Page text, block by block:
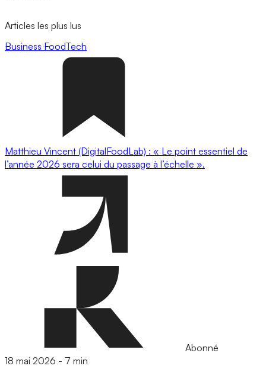
Articles les plus lus
Business FoodTech
Matthieu Vincent (DigitalFoodLab) : « Le point essentiel de
l’année 2026 sera celui du passage à l’échelle ».
Abonné
18 mai 2026 - 7 min